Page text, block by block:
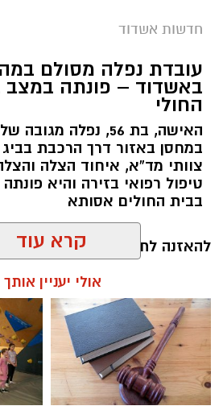
חדשות אשדוד
עובדת נפלה מסולם
באשדוד – פונתה במצב
החולי
במחסן באזור דרך הרכבת
צוותי מד”א, איחוד הצלה
טיפול רפואי בזירה והיא
בבית החולים אסותא
להאזנה לתוכן:
עופר אשטוקר / 13:20 07.08.26
קרא עוד
אולי יעניין